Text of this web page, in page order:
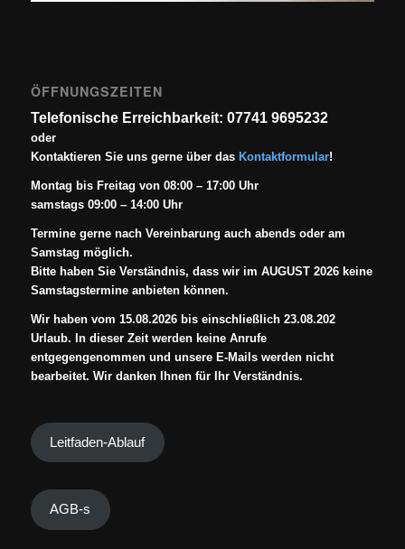
ÖFFNUNGSZEITEN
Telefonische Erreichbarkeit: 07741 9695232
oder
Kontaktieren Sie uns gerne über das Kontaktformular!
Montag bis Freitag von 08:00 – 17:00 Uhr
samstags 09:00 – 14:00 Uhr
Termine gerne nach Vereinbarung auch abends oder am
Samstag möglich.
Bitte haben Sie Verständnis, dass wir im AUGUST 2026 keine
Samstagstermine anbieten können.
Wir haben vom 15.08.2026 bis einschließlich 23.08.202
Urlaub. In dieser Zeit werden keine Anrufe
entgegengenommen und unsere E-Mails werden nicht
bearbeitet. Wir danken Ihnen für Ihr Verständnis.
Leitfaden-Ablauf
AGB-s